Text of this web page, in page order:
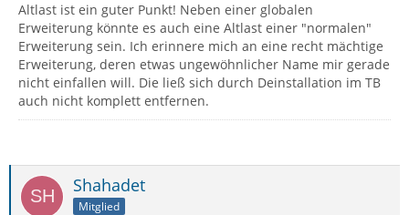
Altlast ist ein guter Punkt! Neben einer globalen
Erweiterung könnte es auch eine Altlast einer "normalen"
Erweiterung sein. Ich erinnere mich an eine recht mächtige
Erweiterung, deren etwas ungewöhnlicher Name mir gerade
nicht einfallen will. Die ließ sich durch Deinstallation im TB
auch nicht komplett entfernen.
Shahadet
Mitglied